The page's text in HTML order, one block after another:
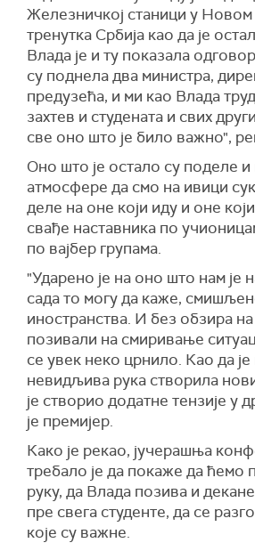
Железничкој станици у
тренутка Србија као да је
Влада је и ту показала
су поднела два министра,
предузећа, и ми као Влада
захтев и студената и свих
све оно што је било важно",
Оно што је остало су поделе
атмосфере да смо на ивици
деле на оне који иду и оне
свађе наставника по
по вајбер групама.
"Ударено је на оно што нам је
сада то могу да каже,
иностранства. И без обзира
позивали на смиривање
се увек неко црнило. Као да је
невидљива рука створила
је створио додатне тензије у
је премијер.
Како је рекао, јучерашња
требало је да покаже да ћемо
руку, да Влада позива и
пре свега студенте, да се
које су важне.